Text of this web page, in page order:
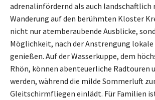
adrenalinfördernd als auch landschaftlich
Wanderung auf den berühmten Kloster
nicht nur atemberaubende Ausblicke,
Möglichkeit, nach der Anstrengung lokale
genießen. Auf der Wasserkuppe, dem
Rhön, können abenteuerliche Radtouren
werden, während die milde Sommerluft
Gleitschirmfliegen einlädt. Für Familien